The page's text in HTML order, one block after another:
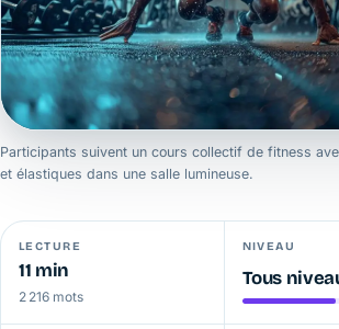
Participants suivent un cours collectif de fitness
et élastiques dans une salle lumineuse.
LECTURE
11 min
2 216 mots
NIVEAU
Tous